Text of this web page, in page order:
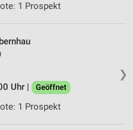
1 Prospekt
❯
Uhr |
Geöffnet
1 Prospekt